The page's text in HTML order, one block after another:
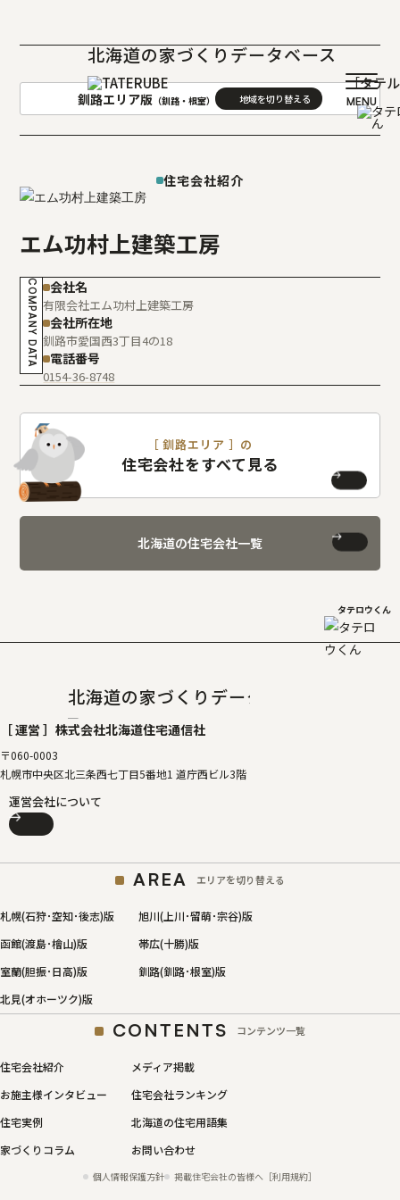
北海道の家づくりデータベース
［タテ
釧路エリア版 （釧路・根室）
札幌(石狩･空知･後志)版
室蘭(胆振･日高)版
釧路(釧路･根室)版
北見(オホーツク)版
住宅会社紹介
エム功村上建築工房
COMPANY DATA 会社名
有限会社エム功村上建築工房
会社所在地
釧路市愛国西3丁目4の18
電話番号
0154-36-8748
［ 釧路エリア ］の
住宅会社をすべて見る
北海道の住宅会社一覧
タテロウくん
北海道の家づくりデータベース
［ 運営 ］ 株式会社北海道住宅通信社
〒060-0003
札幌市中央区北三条西七丁目5番地1 道庁西ビル3階
運営会社について
AREA エリアを切り替える
札幌(石狩･空知･後志)版
旭川(上川･留萌･宗谷)版
函館(渡島･檜山)版
帯広(十勝)版
室蘭(胆振･日高)版
釧路(釧路･根室)版
北見(オホーツク)版
CONTENTS コンテンツ一覧
住宅会社紹介
メディア掲載
お施主様インタビュー
住宅会社ランキング
住宅実例
北海道の住宅用語集
家づくりコラム
お問い合わせ
個人情報保護方針 掲載住宅会社の皆様へ［利用規約］